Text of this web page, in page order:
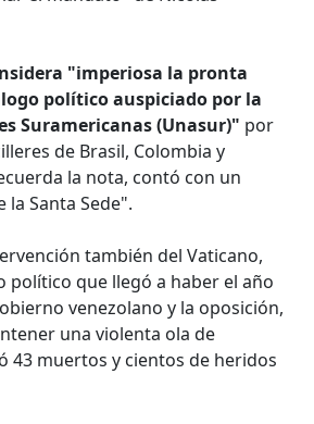
"imperiosa la pronta
político auspiciado por la
Suramericanas (Unasur)" por
de Brasil, Colombia y
la nota, contó con un
la Santa Sede".
también del Vaticano,
político que llegó a haber el año
venezolano y la oposición,
una violenta ola de
43 muertos y cientos de heridos